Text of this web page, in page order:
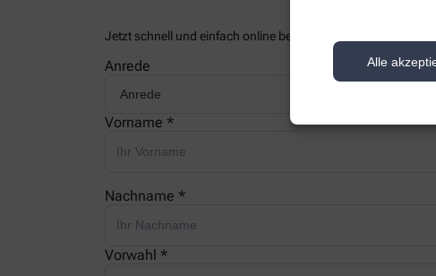
Alle
Jetzt schnell und einfach online beantragen und beim
Anrede
Vorname *
Nachname *
Vorwahl *